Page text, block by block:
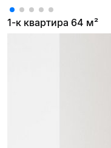
1-к квартира 64 м²